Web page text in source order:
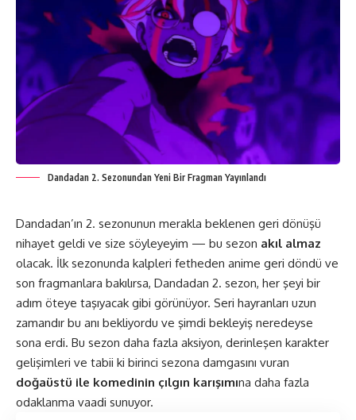
Dandadan 2. Sezonundan Yeni Bir Fragman Yayınlandı
Dandadan’ın 2. sezonunun merakla beklenen geri dönüşü
nihayet geldi ve size söyleyeyim — bu sezon akıl almaz
olacak. İlk sezonunda kalpleri fetheden anime geri döndü ve
son fragmanlara bakılırsa, Dandadan 2. sezon, her şeyi bir
adım öteye taşıyacak gibi görünüyor. Seri hayranları uzun
zamandır bu anı bekliyordu ve şimdi bekleyiş neredeyse
sona erdi. Bu sezon daha fazla aksiyon, derinleşen karakter
gelişimleri ve tabii ki birinci sezona damgasını vuran
doğaüstü ile komedinin çılgın karışımına daha fazla
odaklanma vaadi sunuyor.